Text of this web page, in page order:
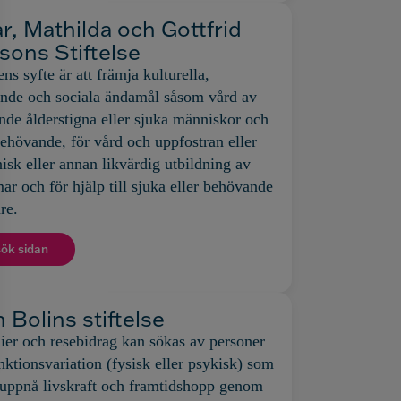
Mathilda och Gottfrid
Stiftelse
syfte är att främja kulturella,
och sociala ändamål såsom vård av
ålderstigna eller sjuka människor och
för vård och uppfostran eller
eller annan likvärdig utbildning av
och för hjälp till sjuka eller behövande
sidan
Bolins stiftelse
och resebidrag kan sökas av personer
(fysisk eller psykisk) som
livskraft och framtidshopp genom